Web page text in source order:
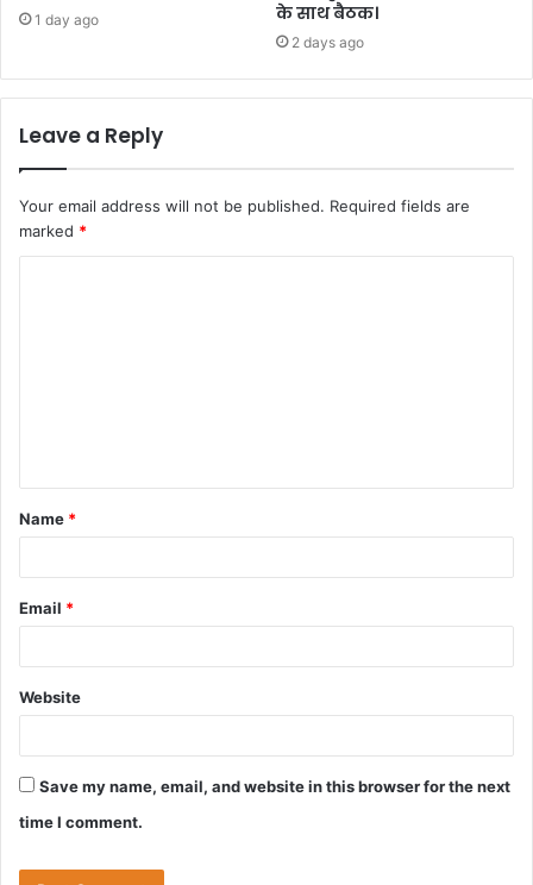
1 day ago
के साथ बैठक।
2 days ago
Leave a Reply
Your email address will not be published. Required fields are
marked *
t
*
Name *
Email *
Website
Save my name, email, and website in this browser for the next
time I comment.